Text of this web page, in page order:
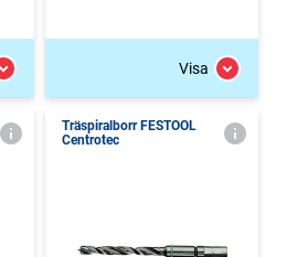
Visa
Träspiralborr FESTOOL
Centrotec